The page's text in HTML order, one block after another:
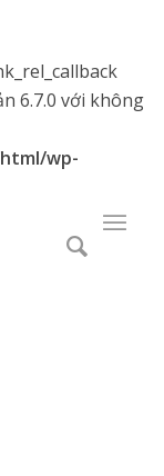
6.7.0 với không
wp-